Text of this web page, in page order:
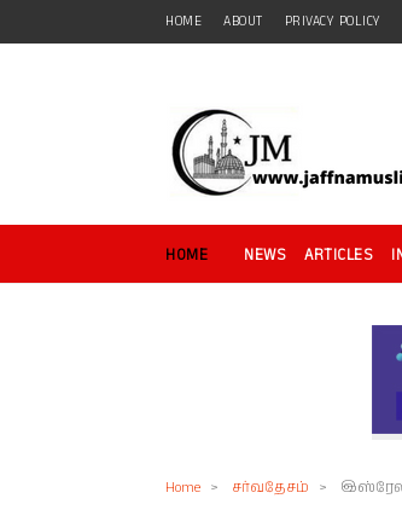
HOME ABOUT PRIVACY POLICY
HOME NEWS ARTICLES
Home > சர்வதேசம் >